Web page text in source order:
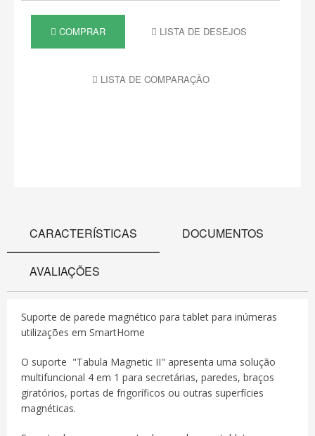
COMPRAR LISTA DE DESEJOS
LISTA DE COMPARAÇÃO
CARACTERÍSTICAS DOCUMENTOS
AVALIAÇÕES
Suporte de parede magnético para tablet para inúmeras
utilizações em SmartHome
O suporte "Tabula Magnetic II" apresenta uma solução
multifuncional 4 em 1 para secretárias, paredes, braços
giratórios, portas de frigoríficos ou outras superfícies
magnéticas.